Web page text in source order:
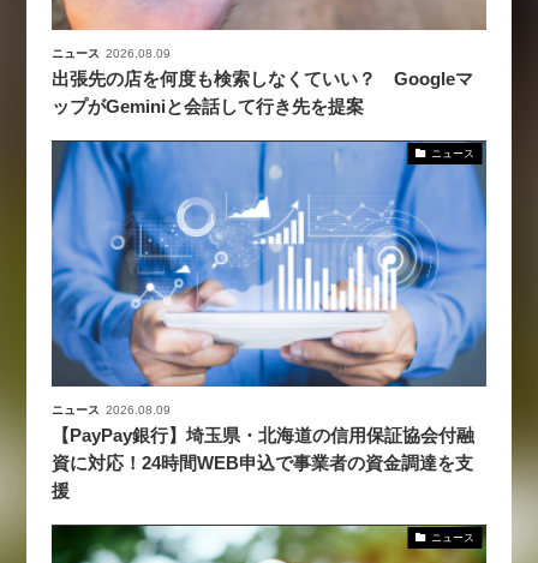
ニュース 2026.08.09
出張先の店を何度も検索しなくていい？ Googleマ
ップがGeminiと会話して行き先を提案
ニュース
ニュース 2026.08.09
【PayPay銀行】埼玉県・北海道の信用保証協会付融
資に対応！24時間WEB申込で事業者の資金調達を支
援
ニュース